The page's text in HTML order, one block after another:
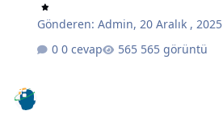
Gönderen:Admin,20 Aralık , 2025
0 cevap
565 görüntü